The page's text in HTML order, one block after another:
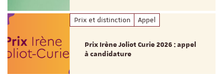
Prix et distinction Appel
Prix Irène Joliot Curie 2026 : appel
à candidature